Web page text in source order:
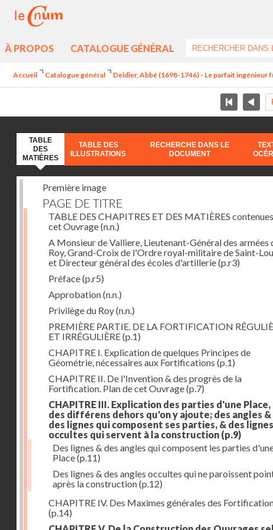
À PROPOS CATALOGUE GÉNÉRAL
Accueil Catalogue général Deidier, Abbé (1698-1746) - Le parfait
TABLE
DES
MATIÈRES
TABLE DES
ILLUSTRATIONS
RECHERCHE DANS LE
DOCUMENT
Première image
PAGE DE TITRE
TABLE DES CHAPITRES ET DES MATIÈRES
cet Ouvrage(n.n.)
A Monsieur de Valliere, Lieutenant-Général des armées
Roy, Grand-Croix de l'Ordre royal-militaire de Saint-
et Directeur général des écoles d'artillerie(p.r3)
Préface(p.r5)
Approbation(n.n.)
Privilège du Roy(n.n.)
PREMIÈRE PARTIE. DE LA FORTIFICATION
ET IRRÉGULIÈRE(p.1)
CHAPITRE I. Explication de quelques Principes de
Géométrie, nécessaires aux Fortifications (p.1)
CHAPITRE II. De l'Invention & des progrès de la
Fortification. Plan de cet Ouvrage(p.7)
CHAPITRE III. Explication des parties d'une Place,
des différens dehors qu'on y ajoute; des angles &
des lignes qui composent ses parties, & des lignes
occultes qui servent à la construction (p.9)
Des lignes & des angles qui composent les parties
Place(p.11)
Des lignes & des angles occultes qui ne paroissent
après la construction(p.12)
CHAPITRE IV. Des Maximes générales des
(p.14)